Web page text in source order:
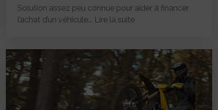
Solution assez peu connue pour aider à financer
l’achat d’un véhicule... Lire la suite